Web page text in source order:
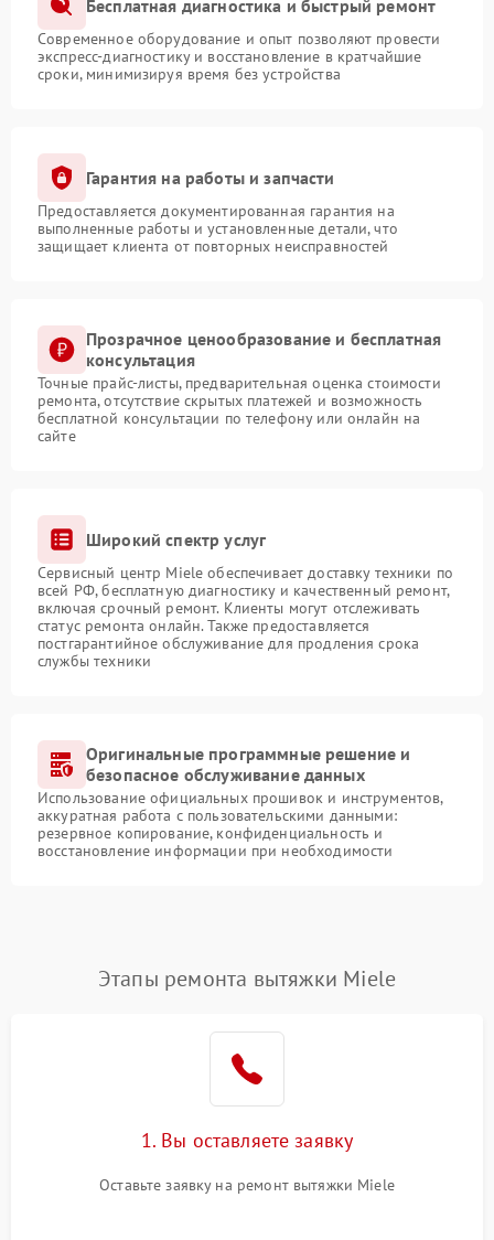
Бесплатная диагностика и быстрый ремонт
Современное оборудование и опыт позволяют провести
экспресс-диагностику и восстановление в кратчайшие
сроки, минимизируя время без устройства
Гарантия на работы и запчасти
Предоставляется документированная гарантия на
выполненные работы и установленные детали, что
защищает клиента от повторных неисправностей
Прозрачное ценообразование и бесплатная
консультация
Точные прайс-листы, предварительная оценка стоимости
ремонта, отсутствие скрытых платежей и возможность
бесплатной консультации по телефону или онлайн на
сайте
Широкий спектр услуг
Сервисный центр Miele обеспечивает доставку техники по
всей РФ, бесплатную диагностику и качественный ремонт,
включая срочный ремонт. Клиенты могут отслеживать
статус ремонта онлайн. Также предоставляется
постгарантийное обслуживание для продления срока
службы техники
Оригинальные программные решение и
безопасное обслуживание данных
Использование официальных прошивок и инструментов,
аккуратная работа с пользовательскими данными:
резервное копирование, конфиденциальность и
восстановление информации при необходимости
Этапы ремонта вытяжки Miele
1. Вы оставляете заявку
Оставьте заявку на ремонт вытяжки Miele